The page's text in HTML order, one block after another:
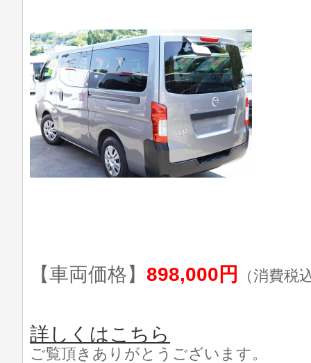
【車両価格】 898,000円 （消費税
詳しくはこちら
ご覧頂きありがとうございます。